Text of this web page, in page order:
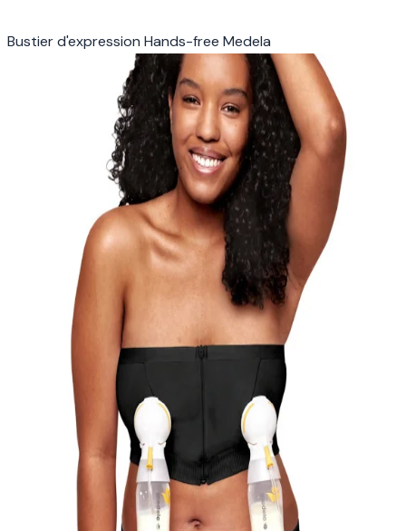
Bustier d'expression Hands-free Medela